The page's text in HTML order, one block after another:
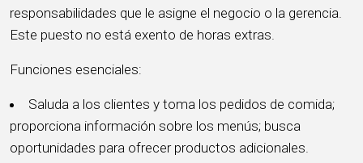
responsabilidades que le asigne el negocio o la gerencia.
Este puesto no está exento de horas extras.
Funciones esenciales:
Saluda a los clientes y toma los pedidos de comida;
proporciona información sobre los menús; busca
oportunidades para ofrecer productos adicionales.